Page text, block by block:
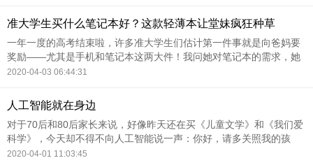
准大学生买什么笔记本好？这款轻薄本让堂妹疯狂种草
一年一度的高考结束啦，许多准大学生们估计第一件事就是向爸妈要
奖励——尤其是手机和笔记本这两大件！我问她对笔记本的需求，她
说“第一，预算只有5000，你看着办；第二，要轻薄，要不然周末带
2020-04-03 06:44:31
人工智能就在身边
对于70后和80后家长来说，好像昨天还在买《儿童文学》和《我们爱
科学》，今天却不得不向人工智能说一声：你好，请多关照我的孩
子。
2020-04-01 11:03:45